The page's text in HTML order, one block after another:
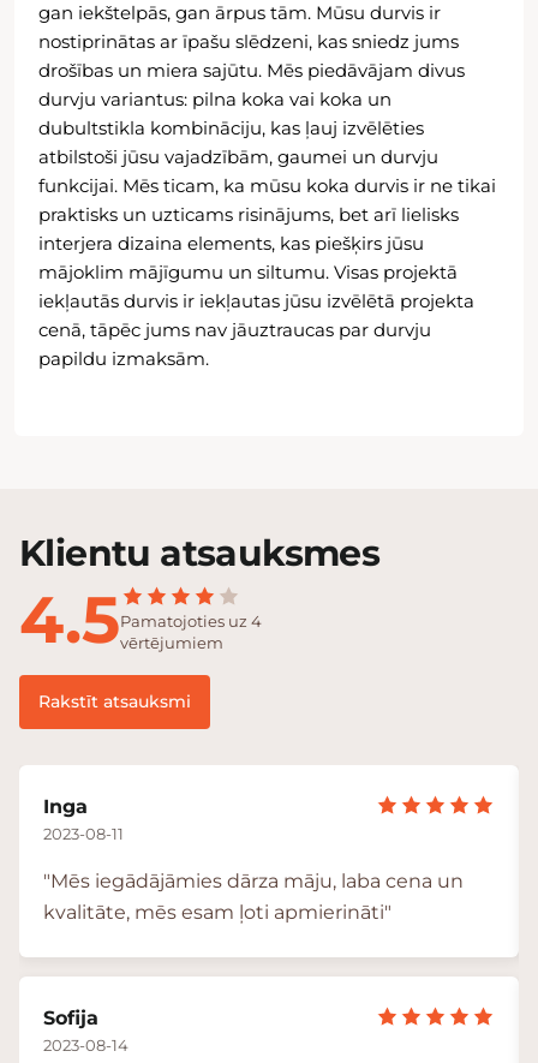
gan iekštelpās, gan ārpus tām. Mūsu durvis ir
nostiprinātas ar īpašu slēdzeni, kas sniedz jums
drošības un miera sajūtu. Mēs piedāvājam divus
durvju variantus: pilna koka vai koka un
dubultstikla kombināciju, kas ļauj izvēlēties
atbilstoši jūsu vajadzībām, gaumei un durvju
funkcijai. Mēs ticam, ka mūsu koka durvis ir ne tikai
praktisks un uzticams risinājums, bet arī lielisks
interjera dizaina elements, kas piešķirs jūsu
mājoklim mājīgumu un siltumu. Visas projektā
iekļautās durvis ir iekļautas jūsu izvēlētā projekta
cenā, tāpēc jums nav jāuztraucas par durvju
papildu izmaksām.
Klientu atsauksmes
4.5Pamatojoties uz 4
vērtējumiem
Rakstīt atsauksmi
Inga
2023-08-11
"Mēs iegādājāmies dārza māju, laba cena un
kvalitāte, mēs esam ļoti apmierināti"
Sofija
2023-08-14